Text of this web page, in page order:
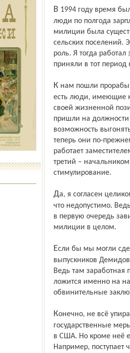
В 1994 году время было тяжёлое: экономические проблемы, предприятия стояли,
люди по полгода
милиции была
сельских поселений.
роль. Я тогда
приняли в тот период
К нам пошли прорабы со строек, инженерно-технические работники с производств. То
есть люди, имеющие
своей жизненной
пришли на
возможность
теперь они по-
работает
третий –
стимулирование.
Да, я согласен целиком и полностью, что участковый несколько утратил свои позиции,
что недопустимо.
в первую очередь
милиции в целом.
Если бы мы могли сделать заработную плату в 30 – 40 тысяч рублей, то приняли бы
выпускников
Ведь там заработная
ложится именно на
обвинительные
Конечно, не всё упирается в заработную плату. Должны быть и другие
государственные
в США. Но кроме неё
Например, поступает